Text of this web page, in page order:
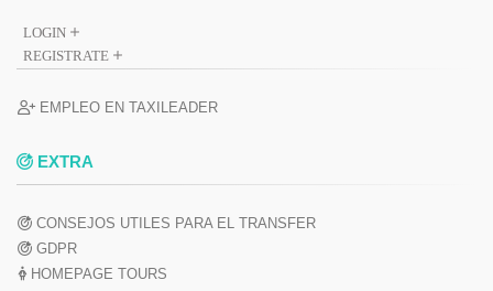
LOGIN
REGISTRATE
EMPLEO EN TAXILEADER
EXTRA
CONSEJOS UTILES PARA EL TRANSFER
GDPR
HOMEPAGE TOURS